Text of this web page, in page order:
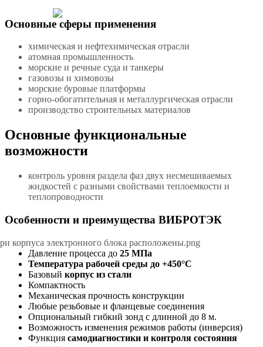
Основные сферы применения
химическая и нефтехимическая отрасли
атомная промышленность
морские и речные суда и танкеры
газовозы и химовозы
морские буровые платформы
горно-обогатительная и металлургическая отрасли
производство строительных материалов
Основные функциональные
возможности
контроль уровня раздела фаз двух несмешиваемых
жидкостей с разными свойствами теплоемкости и
теплопроводности
Особенности и преимущества ВИБРОТЭК
Давление процесса до 25 МПа
Температура рабочей среды до +450°С
Базовый корпус из стали
Компактность
Механическая прочность конструкции
Любые резьбовые и фланцевые соединения
Опциональный гибкий зонд с длинной до 8 м.
Возможность изменения режимов работы (инверсия)
Функция самодиагностики и контроля состояния